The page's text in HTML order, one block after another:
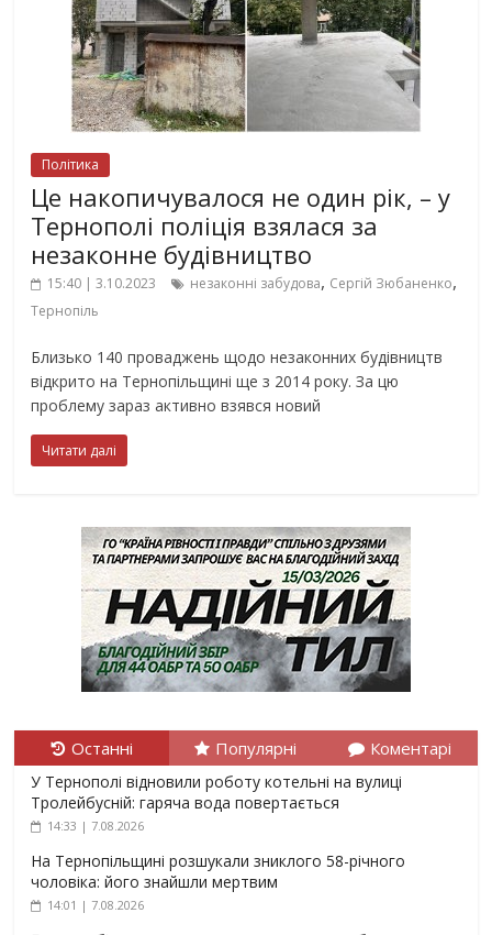
Політика
Це накопичувалося не один рік, – у
Тернополі поліція взялася за
незаконне будівництво
15:40 | 3.10.2023 незаконні забудова, Сергій Зюбаненко,
Тернопіль
Близько 140 проваджень щодо незаконних будівництв
відкрито на Тернопільщині ще з 2014 року. За цю
проблему зараз активно взявся новий
Читати далі
Останні Популярні Коментарі
У Тернополі відновили роботу котельні на вулиці
Тролейбусній: гаряча вода повертається
14:33 | 7.08.2026
На Тернопільщині розшукали зниклого 58-річного
чоловіка: його знайшли мертвим
14:01 | 7.08.2026